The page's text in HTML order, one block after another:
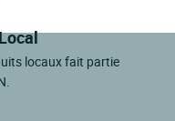
locaux fait partie